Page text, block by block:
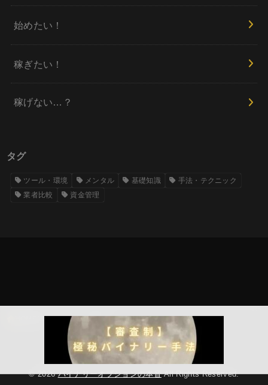
始めたい！
稼ぎたい！
稼げない…？
タグ
ツール・環境 メンタル 基礎知識
手法・テクニック
業者比較
資金管理
タグ : ツール・環境
運営者情報・編集方針 プライバシーポリシー
© 2026バイナリーオプションの本音All Rights Reserved.